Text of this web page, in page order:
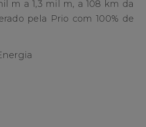
m a 1,3 mil m, a 108 km da
pela Prio com 100% de